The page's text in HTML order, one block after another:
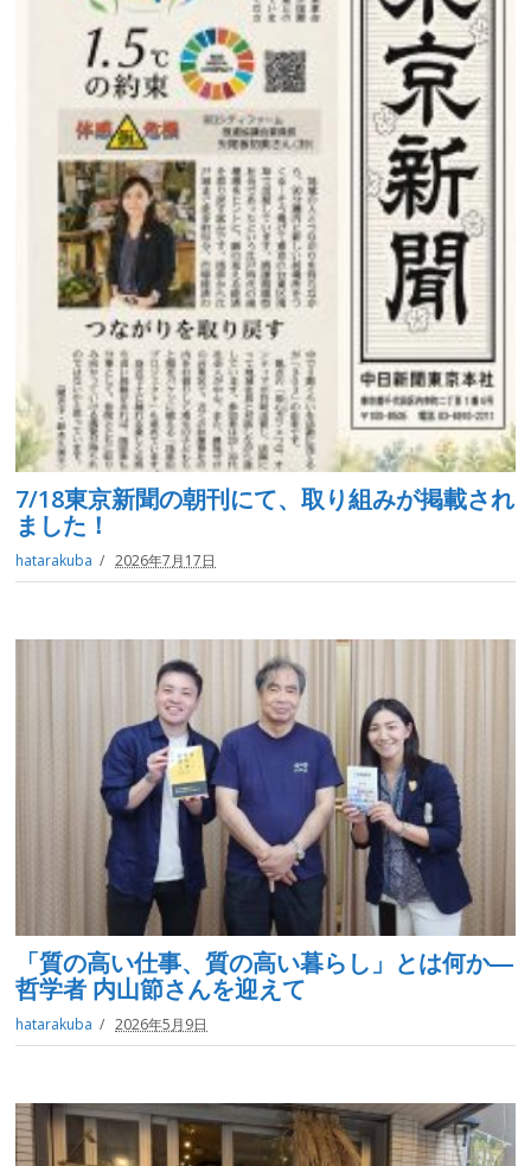
7/18東京新聞の朝刊にて、取り組みが掲載され
ました！
hatarakuba 2026年7月17日
「質の高い仕事、質の高い暮らし」とは何か―
哲学者 内山節さんを迎えて
hatarakuba 2026年5月9日